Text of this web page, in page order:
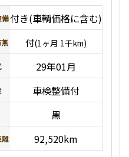
備付き(車輌価格に含む)
付(1ヶ月 1千km)
29年01月
車検整備付
黒
離 92,520km